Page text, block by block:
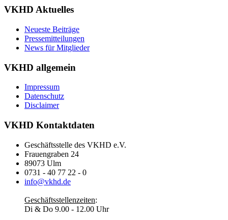
VKHD Aktuelles
Neueste Beiträge
Pressemitteilungen
News für Mitglieder
VKHD allgemein
Impressum
Datenschutz
Disclaimer
VKHD Kontaktdaten
Geschäftsstelle des VKHD e.V.
Frauengraben 24
89073 Ulm
0731 - 40 77 22 - 0
info@vkhd.de
Geschäftsstellenzeiten:
Di & Do 9.00 - 12.00 Uhr